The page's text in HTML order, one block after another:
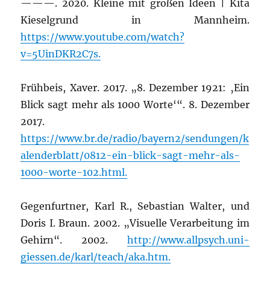
———. 2020. Klei­ne mit gro­ßen Ideen | Kita
Kie­sel­grund in Mann­heim.
https://www.youtube.com/watch?
v=5UinDKR2C7s.
Früh­beis, Xaver. 2017. „8. Dezem­ber 1921: ‚Ein
Blick sagt mehr als 1000 Wor­te‘“. 8. Dezem­ber
2017.
https://www.br.de/radio/bayern2/sendungen/k
alenderblatt/0812-ein-blick-sagt-mehr-als-
1000-worte-102.html.
Gegen­furt­ner, Karl R., Sebas­ti­an Wal­ter, und
Doris I. Braun. 2002. „Visu­el­le Ver­ar­bei­tung im
Gehirn“. 2002. http://www.allpsych.uni-
giessen.de/karl/teach/aka.htm.